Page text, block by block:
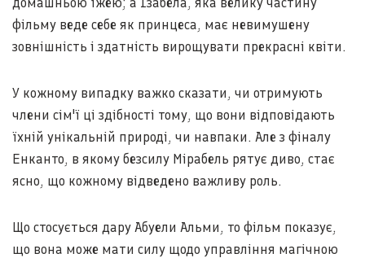
фільму веде себе як принцеса, має невимушену
зовнішність і здатність вирощувати прекрасні квіти.
У кожному випадку важко сказати, чи отримують
члени сім'ї ці здібності тому, що вони відповідають
їхній унікальній природі, чи навпаки. Але з фіналу
Енканто, в якому безсилу Мірабель рятує диво, стає
ясно, що кожному відведено важливу роль.
Що стосується дару Абуели Альми, то фільм показує,
що вона може мати силу щодо управління магічною